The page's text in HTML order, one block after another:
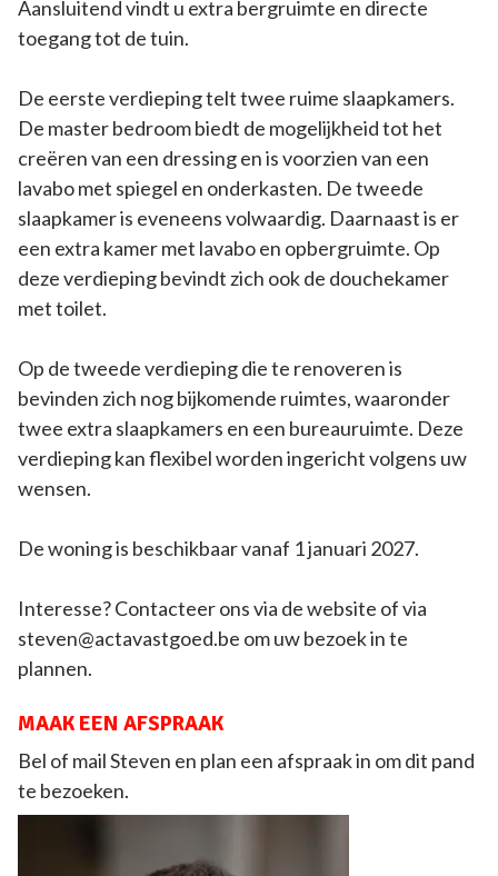
Aansluitend vindt u extra bergruimte en directe
toegang tot de tuin.
De eerste verdieping telt twee ruime slaapkamers.
De master bedroom biedt de mogelijkheid tot het
creëren van een dressing en is voorzien van een
lavabo met spiegel en onderkasten. De tweede
slaapkamer is eveneens volwaardig. Daarnaast is er
een extra kamer met lavabo en opbergruimte. Op
deze verdieping bevindt zich ook de douchekamer
met toilet.
Op de tweede verdieping die te renoveren is
bevinden zich nog bijkomende ruimtes, waaronder
twee extra slaapkamers en een bureauruimte. Deze
verdieping kan flexibel worden ingericht volgens uw
wensen.
De woning is beschikbaar vanaf 1 januari 2027.
Interesse? Contacteer ons via de website of via
steven@actavastgoed.be om uw bezoek in te
plannen.
MAAK EEN AFSPRAAK
Bel of mail Steven en plan een afspraak in om dit pand
te bezoeken.